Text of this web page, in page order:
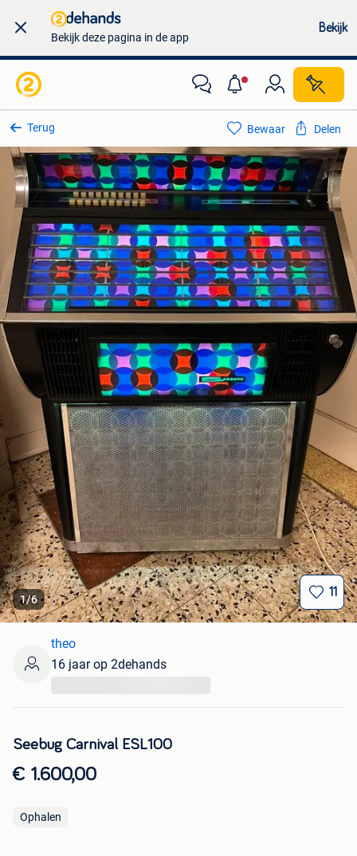
Bekijk deze pagina in de app
Bekijk
Terug
1/6
11
Bewaar Delen
Seebug Carnival ESL100
€ 1.600,00
Ophalen
theo
16 jaar op 2dehands